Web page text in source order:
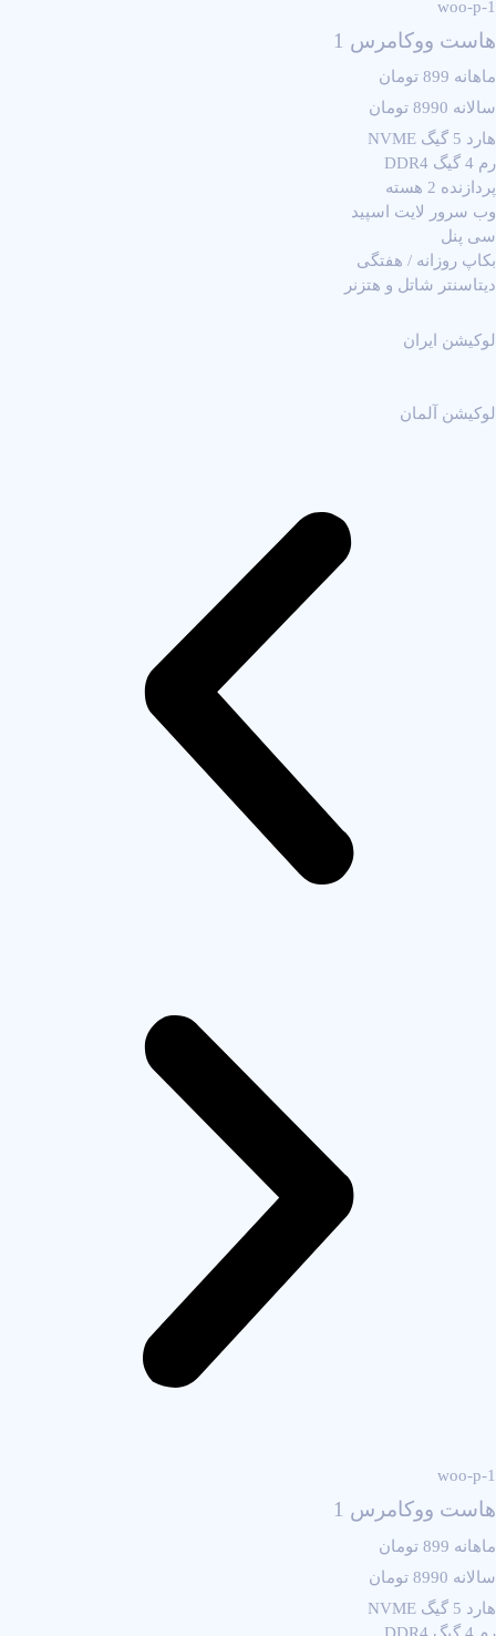
woo-p-1
هاست ووکامرس 1
ماهانه 899 تومان
سالانه 8990 تومان
هارد 5 گیگ NVME
رم 4 گیگ DDR4
پردازنده 2 هسته
وب سرور لایت اسپید
سی پنل
بکاپ روزانه / هفتگی
دیتاسنتر شاتل و هتزنر
لوکیشن ایران
لوکیشن آلمان
woo-p-1
هاست ووکامرس 1
ماهانه 899 تومان
سالانه 8990 تومان
هارد 5 گیگ NVME